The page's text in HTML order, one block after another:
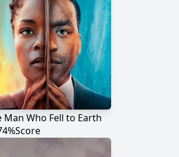
Man Who Fell to Earth
%Score